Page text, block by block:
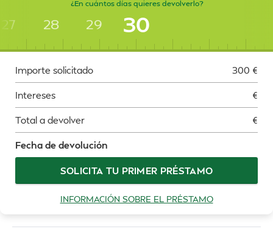
¿En cuántos días quieres devolverlo?
27 28 29 30
Importe solicitado 300 €
Intereses €
Total a devolver €
Fecha de devolución
SOLICITA TU PRIMER PRÉSTAMO
INFORMACIÓN SOBRE EL PRÉSTAMO